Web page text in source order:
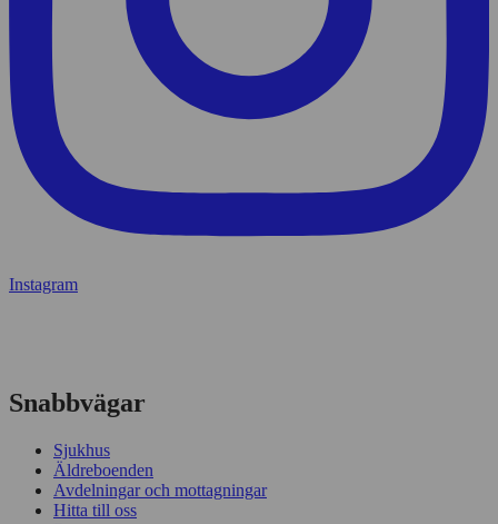
Instagram
Snabbvägar
Sjukhus
Äldreboenden
Avdelningar och mottagningar
Hitta till oss